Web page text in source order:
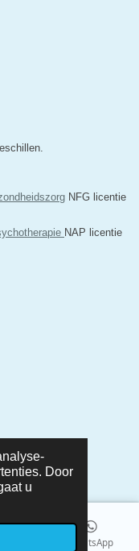
Door
u
NFG licentie
NAP licentie
Breda
WhatsApp